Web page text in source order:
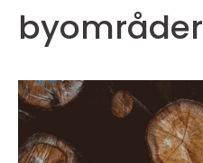
byområder